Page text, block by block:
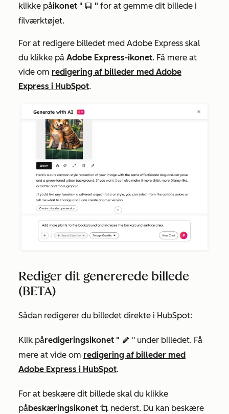
klikke påikonet " saveEditableViewIcon " for at gemme dit billede i
filværktøjet.
For at redigere billedet med Adobe Express skal
du klikke på Adobe Express-ikonet. Få mere at
vide om redigering af billeder med Adobe
Express i HubSpot.
Rediger dit genererede billede
(BETA)
Sådan redigerer du billedet direkte i HubSpot:
Klik påredigeringsikonet " edit AdA " under billedet. Få
mere at vide om redigering af billeder med
Adobe Express i HubSpot.
For at beskære dit billede skal du klikke
påbeskæringsikonet cropIcon nederst. Du kan beskære